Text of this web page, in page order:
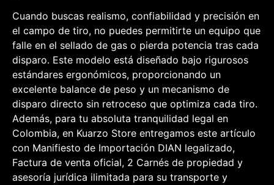
Cuando buscas realismo, confiabilidad y precisión en
el campo de tiro, no puedes permitirte un equipo que
falle en el sellado de gas o pierda potencia tras cada
disparo. Este modelo está diseñado bajo rigurosos
estándares ergonómicos, proporcionando un
excelente balance de peso y un mecanismo de
disparo directo sin retroceso que optimiza cada tiro.
Además, para tu absoluta tranquilidad legal en
Colombia, en Kuarzo Store entregamos este artículo
con Manifiesto de Importación DIAN legalizado,
Factura de venta oficial, 2 Carnés de propiedad y
asesoría jurídica ilimitada para su transporte y